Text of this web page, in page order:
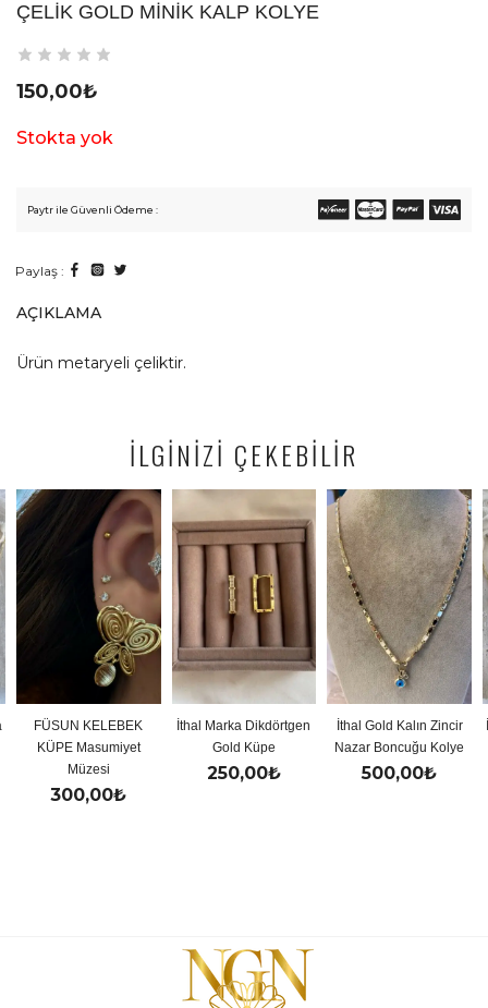
ÇELIK GOLD MINIK KALP KOLYE
150,00₺
Stokta yok
Paytr ile Güvenli Ödeme :
Paylaş :
AÇIKLAMA
Ürün metaryeli çeliktir.
İLGİNİZİ ÇEKEBİLİR
KELEBEK
İthal Marka Dikdörtgen
Gold Küpe
İthal Gold Kalın Zincir
Nazar Boncuğu Kolye
İthal Gold
Y